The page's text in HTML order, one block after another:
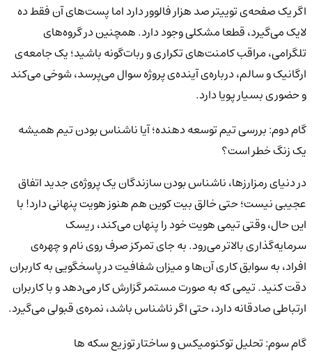
اگر یک صفحه‌ی توییتر صد هزار فالوور دارد اما پست‌های آن فقط ده
لایک می‌گیرد، قطعا مشکلی وجود دارد. همچنین در گروه‌های
تلگرامی، مراقب کامنت‌های تکراری و ربات‌گونه باشید؛ یک جامعه‌ی
ارگانیک و سالم، درباره‌ی آینده‌ی پروژه سوال می‌پرسد، شوخی می‌کند
و حضوری بسیار پویا دارد.
گام دوم: بررسی تیم توسعه دهنده؛ آیا ناشناس بودن تیم همیشه
یک زنگ خطر است؟
در دنیای رمزارزها، ناشناس بودن سازندگان یک پروژه‌ی جدید اتفاق
عجیبی نیست؛ حتی خالق بیت کوین هم هنوز هویت پنهانی دارد! با
این حال، وقتی تیمی هویت خود را پنهان می‌کند، ریسک
سرمایه‌گذاری بالاتر می‌رود. به جای تمرکز صرف روی نام و چهره‌ی
افراد، به سوابق کاری آن‌ها و میزان شفافیت در پاسخگویی به کاربران
دقت کنید. تیمی که به صورت مستمر گزارش کار می‌دهد و با کاربران
ارتباطی صادقانه دارد، حتی اگر ناشناس باشد، نمره‌ی قبولی می‌گیرد.
گام سوم: تحلیل توکنومیکس و ساختار توزیع سکه ها